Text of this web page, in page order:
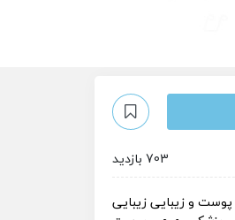
703 بازدید
پوست و زیباییزیبایی